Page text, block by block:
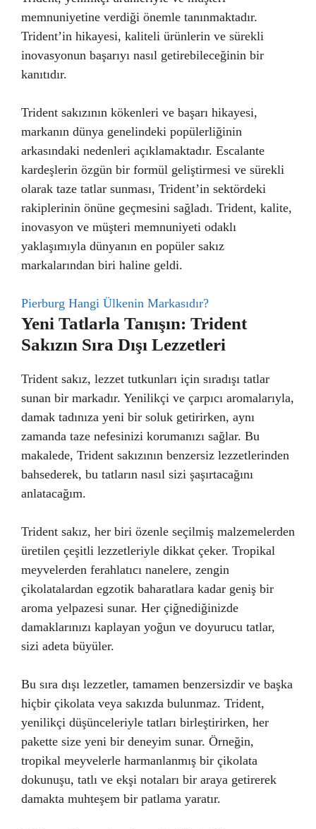
memnuniyetine verdiği önemle tanınmaktadır.
Trident’in hikayesi, kaliteli ürünlerin ve sürekli
inovasyonun başarıyı nasıl getirebileceğinin bir
kanıtıdır.
Trident sakızının kökenleri ve başarı hikayesi,
markanın dünya genelindeki popülerliğinin
arkasındaki nedenleri açıklamaktadır. Escalante
kardeşlerin özgün bir formül geliştirmesi ve sürekli
olarak taze tatlar sunması, Trident’in sektördeki
rakiplerinin önüne geçmesini sağladı. Trident, kalite,
inovasyon ve müşteri memnuniyeti odaklı
yaklaşımıyla dünyanın en popüler sakız
markalarından biri haline geldi.
Pierburg Hangi Ülkenin Markasıdır?
Yeni Tatlarla Tanışın: Trident
Sakızın Sıra Dışı Lezzetleri
Trident sakız, lezzet tutkunları için sıradışı tatlar
sunan bir markadır. Yenilikçi ve çarpıcı aromalarıyla,
damak tadınıza yeni bir soluk getirirken, aynı
zamanda taze nefesinizi korumanızı sağlar. Bu
makalede, Trident sakızının benzersiz lezzetlerinden
bahsederek, bu tatların nasıl sizi şaşırtacağını
anlatacağım.
Trident sakız, her biri özenle seçilmiş malzemelerden
üretilen çeşitli lezzetleriyle dikkat çeker. Tropikal
meyvelerden ferahlatıcı nanelere, zengin
çikolatalardan egzotik baharatlara kadar geniş bir
aroma yelpazesi sunar. Her çiğnediğinizde
damaklarınızı kaplayan yoğun ve doyurucu tatlar,
sizi adeta büyüler.
Bu sıra dışı lezzetler, tamamen benzersizdir ve başka
hiçbir çikolata veya sakızda bulunmaz. Trident,
yenilikçi düşünceleriyle tatları birleştirirken, her
pakette size yeni bir deneyim sunar. Örneğin,
tropikal meyvelerle harmanlanmış bir çikolata
dokunuşu, tatlı ve ekşi notaları bir araya getirerek
damakta muhteşem bir patlama yaratır.